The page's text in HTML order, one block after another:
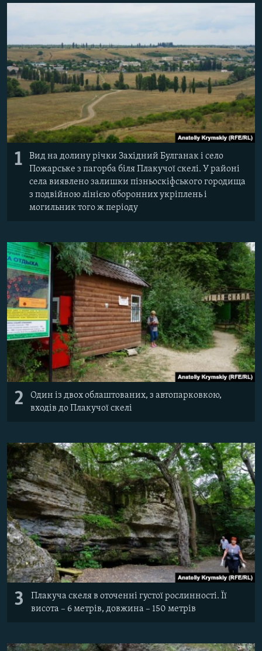
УКРАЇНСЬКА ПРОБЛЕМА КРИМУ
ІНФОГРАФІКА
Qırımtatar
ДОЛУЧАЙСЯ!
Усі сайти RFE/RL
1
Вид на долину річки Західний Булганак і село
Пожарське з пагорба біля Плакучої скелі. У районі
села виявлено залишки пізньоскіфського городища
з подвійною лінією оборонних укріплень і
могильник того ж періоду
2
Один із двох облаштованих, з автопарковкою,
входів до Плакучої скелі
3
Плакуча скеля в оточенні густої рослинності. Її
висота – 6 метрів, довжина – 150 метрів